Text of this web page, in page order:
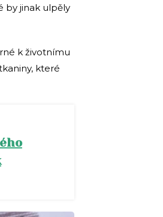
by jinak ulpěly
k životnímu
které